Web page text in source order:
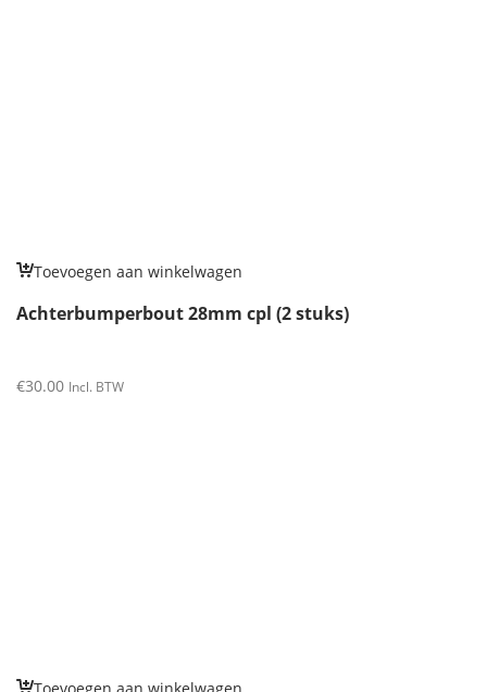
Toevoegen aan winkelwagen
Achterbumperbout 28mm cpl (2 stuks)
€30.00 Incl. BTW